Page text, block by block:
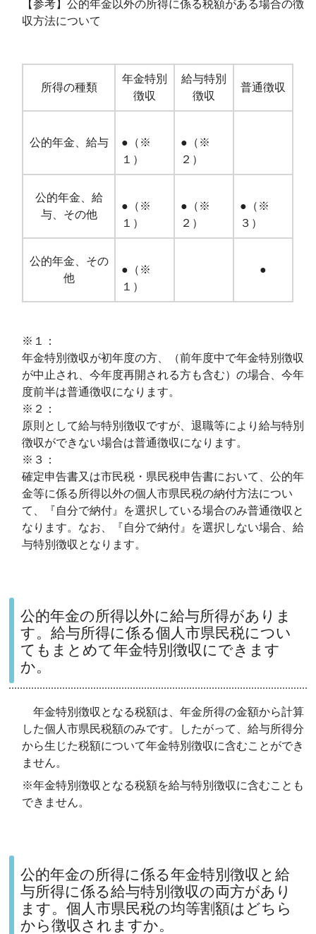
【参考】公的年金以外の所得に係る税額がある場合の徴
収方法について
所得の種類
年金特別
徴収
給与特別
徴収
普通徴収
公的年金、給与
●（※
１）
●（※
２）
公的年金、給
与、その他
●（※
１）
●（※
２）
●（※
３）
公的年金、その
他
●（※
１）
●
※１：
年金特別徴収が初年度の方、（前年度中で年金特別徴収
が中止され、今年度再開される方も含む）の場合、今年
度前半は普通徴収になります。
※２：
原則として給与特別徴収ですが、退職等により給与特別
徴収ができない場合は普通徴収になります。
※３：
確定申告書又は市民税・県民税申告書において、公的年
金等に係る所得以外の個人市県民税の納付方法につい
て、『自分で納付』を選択している場合のみ普通徴収と
なります。なお、『自分で納付』を選択しない場合、給
与特別徴収となります。
公的年金の所得以外に給与所得がありま
す。給与所得に係る個人市県民税につい
てもまとめて年金特別徴収にできます
か。
年金特別徴収となる税額は、年金所得の金額から計算
した個人市県民税額のみです。したがって、給与所得分
から生じた税額について年金特別徴収に含むことができ
ません。
※年金特別徴収となる税額を給与特別徴収に含むことも
できません。
公的年金の所得に係る年金特別徴収と給
与所得に係る給与特別徴収の両方があり
ます。個人市県民税の均等割額はどちら
から徴収されますか。